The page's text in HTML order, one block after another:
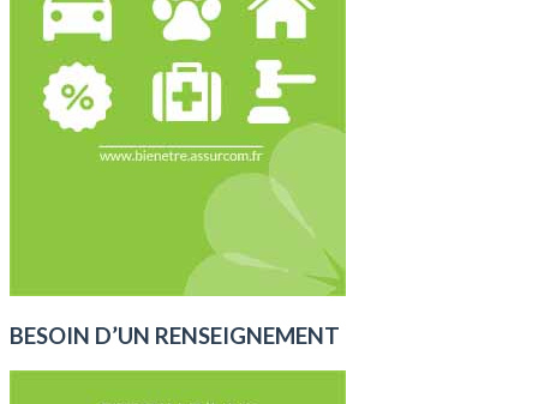
BESOIN D’UN RENSEIGNEMENT